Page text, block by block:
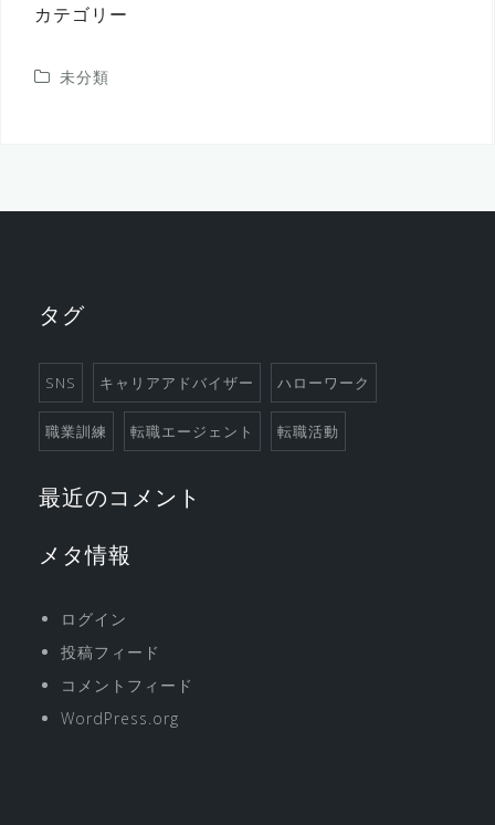
カテゴリー
未分類
タグ
SNS キャリアアドバイザー ハローワーク
職業訓練 転職エージェント 転職活動
最近のコメント
メタ情報
ログイン
投稿フィード
コメントフィード
WordPress.org